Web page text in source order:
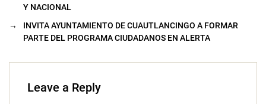
Y NACIONAL
→
INVITA AYUNTAMIENTO DE CUAUTLANCINGO A FORMAR
PARTE DEL PROGRAMA CIUDADANOS EN ALERTA
Leave a Reply